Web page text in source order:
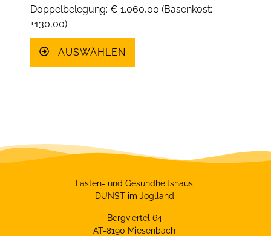
Doppelbelegung: € 1.060,00 (Basenkost:
+130,00)
AUSWÄHLEN
Fasten- und Gesundheitshaus
DUNST im Joglland
Bergviertel 64
AT-8190 Miesenbach